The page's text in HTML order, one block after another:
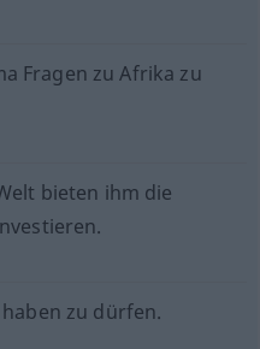
Fragen zu Afrika zu
bieten ihm die
zu dürfen.